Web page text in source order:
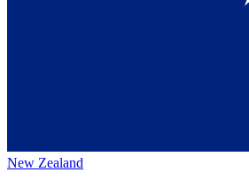
New Zealand